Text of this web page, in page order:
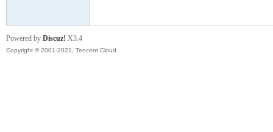
Powered by Discuz! X3.4
Copyright © 2001-2021, Tencent Cloud.